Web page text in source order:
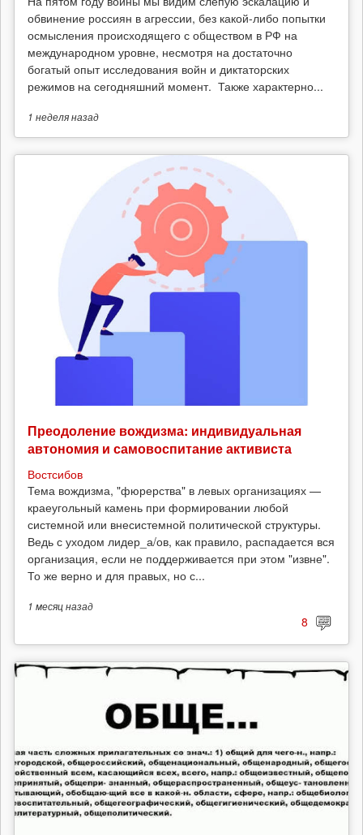
обвинение россиян в агрессии, без какой-либо попытки
осмысления происходящего с обществом в РФ на
международном уровне, несмотря на достаточно
богатый опыт исследования войн и диктаторских
режимов на сегодняшний момент. Также характерно...
1 неделяназад
Преодоление вождизма: индивидуальная
автономия и самовоспитание активиста
Востсибов
Тема вождизма, "фюрерства" в левых организациях —
краеугольный камень при формировании любой
системной или внесистемной политической структуры.
Ведь с уходом лидер_а/ов, как правило, распадается вся
организация, если не поддерживается при этом "извне".
То же верно и для правых, но с...
1 месяцназад
8